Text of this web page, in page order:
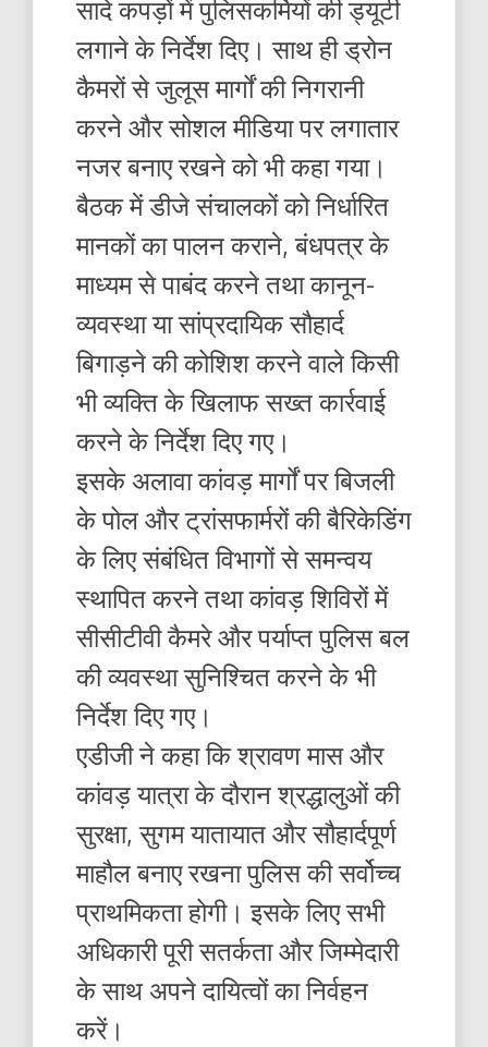
सादे कपड़ों में पुलिसकर्मियों की ड्यूटी
लगाने के निर्देश दिए। साथ ही ड्रोन
कैमरों से जुलूस मार्गों की निगरानी
करने और सोशल मीडिया पर लगातार
नजर बनाए रखने को भी कहा गया।
बैठक में डीजे संचालकों को निर्धारित
मानकों का पालन कराने, बंधपत्र के
माध्यम से पाबंद करने तथा कानून-
व्यवस्था या सांप्रदायिक सौहार्द
बिगाड़ने की कोशिश करने वाले किसी
भी व्यक्ति के खिलाफ सख्त कार्रवाई
करने के निर्देश दिए गए।
इसके अलावा कांवड़ मार्गों पर बिजली
के पोल और ट्रांसफार्मरों की बैरिकेडिंग
के लिए संबंधित विभागों से समन्वय
स्थापित करने तथा कांवड़ शिविरों में
सीसीटीवी कैमरे और पर्याप्त पुलिस बल
की व्यवस्था सुनिश्चित करने के भी
निर्देश दिए गए।
एडीजी ने कहा कि श्रावण मास और
कांवड़ यात्रा के दौरान श्रद्धालुओं की
सुरक्षा, सुगम यातायात और सौहार्दपूर्ण
माहौल बनाए रखना पुलिस की सर्वोच्च
प्राथमिकता होगी। इसके लिए सभी
अधिकारी पूरी सतर्कता और जिम्मेदारी
के साथ अपने दायित्वों का निर्वहन
करें।